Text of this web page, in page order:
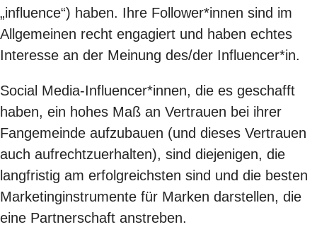
„influence“) haben. Ihre Follower*innen sind im
Allgemeinen recht engagiert und haben echtes
Interesse an der Meinung des/der Influencer*in.
Social Media-Influencer*innen, die es geschafft
haben, ein hohes Maß an Vertrauen bei ihrer
Fangemeinde aufzubauen (und dieses Vertrauen
auch aufrechtzuerhalten), sind diejenigen, die
langfristig am erfolgreichsten sind und die besten
Marketinginstrumente für Marken darstellen, die
eine Partnerschaft anstreben.